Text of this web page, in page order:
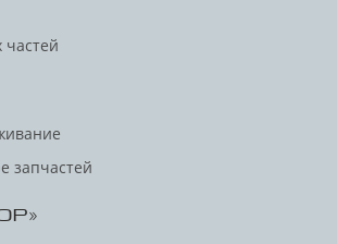
частей
запчастей